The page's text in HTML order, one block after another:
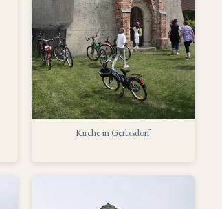
Kirche in Gerbisdorf